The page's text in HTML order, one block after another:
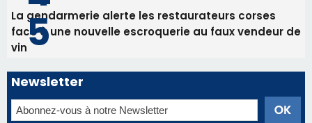
La gendarmerie alerte les restaurateurs corses
face à une nouvelle escroquerie au faux vendeur de
vin
Newsletter